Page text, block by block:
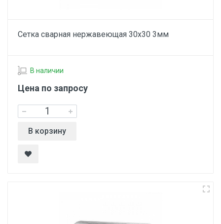
Сетка сварная нержавеющая 30х30 3мм
В наличии
Цена по запросу
В корзину